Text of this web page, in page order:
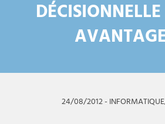
24/08/2012-